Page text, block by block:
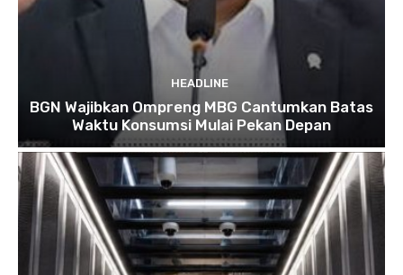
HEADLINE
BGN Wajibkan Ompreng MBG Cantumkan Batas
Waktu Konsumsi Mulai Pekan Depan